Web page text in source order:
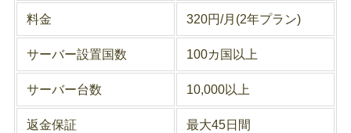
料金 320円/月(2年プラン)
サーバー設置国数 100カ国以上
サーバー台数 10,000以上
返金保証 最大45日間